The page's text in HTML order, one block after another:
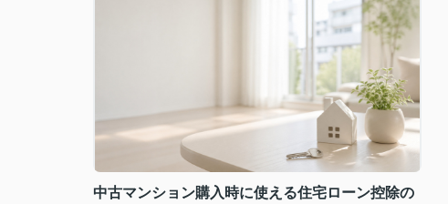
中古マンション購入時に使える住宅ローン控除の